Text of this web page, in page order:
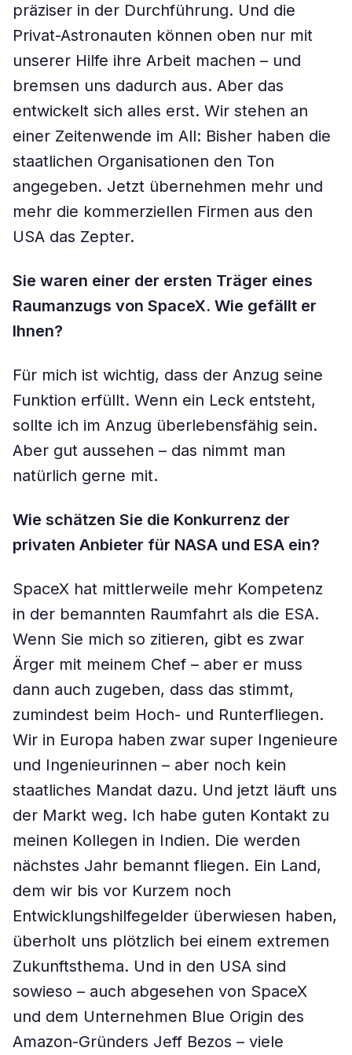
präziser in der Durchführung. Und die
Privat-Astronauten können oben nur mit
unserer Hilfe ihre Arbeit machen – und
bremsen uns dadurch aus. Aber das
entwickelt sich alles erst. Wir stehen an
einer Zeitenwende im All: Bisher haben die
staatlichen Organisationen den Ton
angegeben. Jetzt übernehmen mehr und
mehr die kommerziellen Firmen aus den
USA das Zepter.
Sie waren einer der ersten Träger eines
Raumanzugs von SpaceX. Wie gefällt er
Ihnen?
Für mich ist wichtig, dass der Anzug seine
Funktion erfüllt. Wenn ein Leck entsteht,
sollte ich im Anzug überlebensfähig sein.
Aber gut aussehen – das nimmt man
natürlich gerne mit.
Wie schätzen Sie die Konkurrenz der
privaten Anbieter für NASA und ESA ein?
SpaceX hat mittlerweile mehr Kompetenz
in der bemannten Raumfahrt als die ESA.
Wenn Sie mich so zitieren, gibt es zwar
Ärger mit meinem Chef – aber er muss
dann auch zugeben, dass das stimmt,
zumindest beim Hoch- und Runterfliegen.
Wir in Europa haben zwar super Ingenieure
und Ingenieurinnen – aber noch kein
staatliches Mandat dazu. Und jetzt läuft uns
der Markt weg. Ich habe guten Kontakt zu
meinen Kollegen in Indien. Die werden
nächstes Jahr bemannt fliegen. Ein Land,
dem wir bis vor Kurzem noch
Entwicklungshilfegelder überwiesen haben,
überholt uns plötzlich bei einem extremen
Zukunftsthema. Und in den USA sind
sowieso – auch abgesehen von SpaceX
und dem Unternehmen Blue Origin des
Amazon-Gründers Jeff Bezos – viele